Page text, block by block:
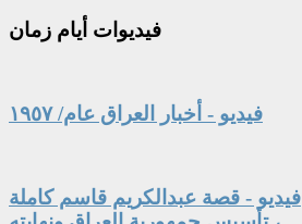
فيديوات أيام زمان
فيديو - أخبار العراق عام/ ١٩٥٧
فيديو - قصة عبدالكريم قاسم كاملة